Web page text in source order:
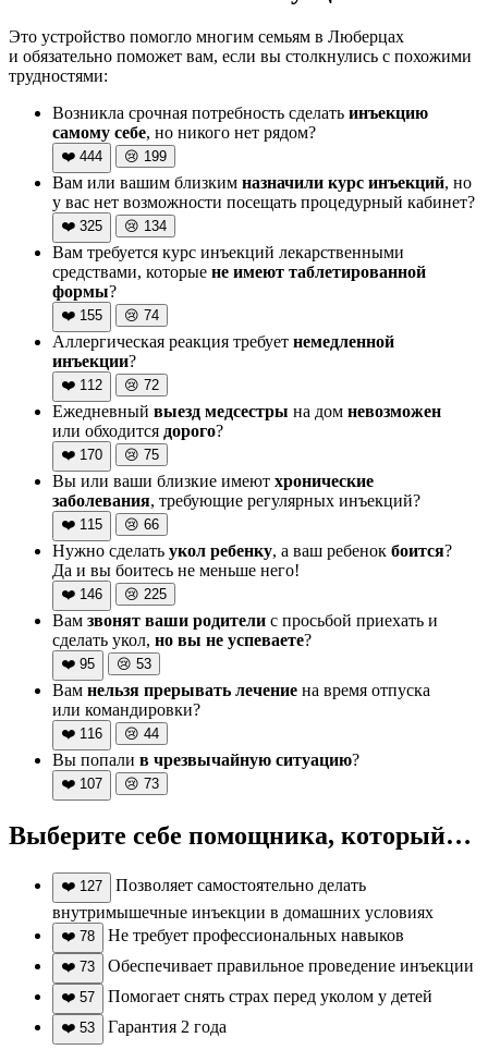
Это устройство помогло многим семьям в Люберцах
и обязательно поможет вам, если вы столкнулись с похожими
трудностями:
Возникла срочная потребность сделать инъекцию
самому себе, но никого нет рядом?
❤️ 444 😢 199
Вам или вашим близким назначили курс инъекций, но
у вас нет возможности посещать процедурный кабинет?
❤️ 325 😢 134
Вам требуется курс инъекций лекарственными
средствами, которые не имеют таблетированной
формы?
❤️ 155 😢 74
Аллергическая реакция требует немедленной
инъекции?
❤️ 112 😢 72
Ежедневный выезд медсестры на дом невозможен
или обходится дорого?
❤️ 170 😢 75
Вы или ваши близкие имеют хронические
заболевания, требующие регулярных инъекций?
❤️ 115 😢 66
Нужно сделать укол ребенку, а ваш ребенок боится?
Да и вы боитесь не меньше него!
❤️ 146 😢 225
Вам звонят ваши родители с просьбой приехать и
сделать укол, но вы не успеваете?
❤️ 95 😢 53
Вам нельзя прерывать лечение на время отпуска
или командировки?
❤️ 116 😢 44
Вы попали в чрезвычайную ситуацию?
❤️ 107 😢 73
Выберите себе помощника, который…
❤️ 127
Позволяет самостоятельно делать
внутримышечные инъекции в домашних условиях
❤️ 78 Не требует профессиональных навыков
❤️ 73 Обеспечивает правильное проведение инъекции
❤️ 57 Помогает снять страх перед уколом у детей
❤️ 53 Гарантия 2 года